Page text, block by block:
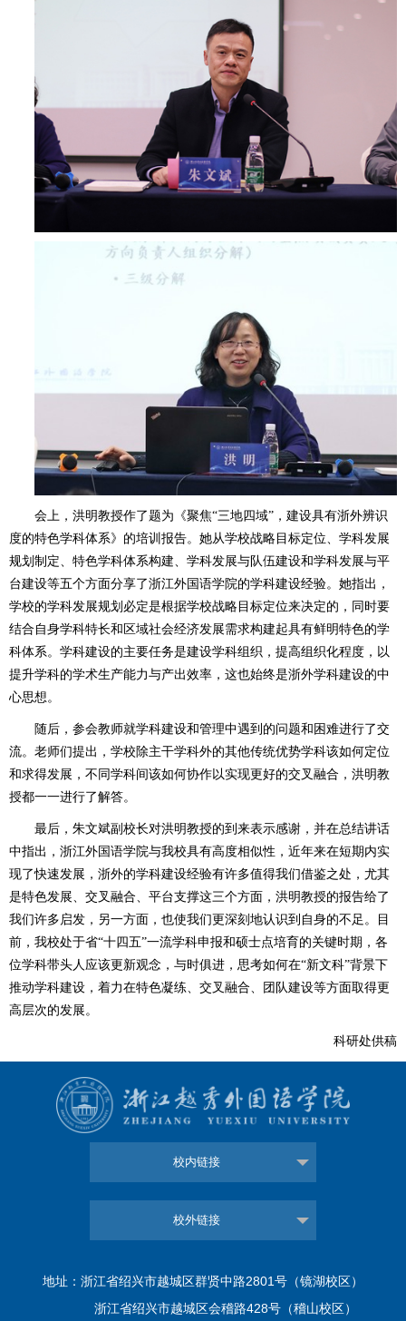
会上，洪明教授作了题为 《聚焦“三地四域”，建设具有浙外辨识
度的特色学科体系》的培训 报告。她从学校战略目标定位、学科发展
规划制定、特色学科体系构建、学科发展与队伍建设和学科发展与平
台建设等五个方面分享了浙江外国语学院的学科建设经验。她指出，
学校的学科发展规划必定是根据学校战略目标定位来决定的，同时要
结合自身学科特长和区域社会经济发展需求构建起具有鲜明特色的学
科体系。学科建设的主要任务是建设学科组织，提高组织化程度，以
提升学科的学术生产能力与产出效率，这也始终是浙外学科建设的中
心思想。
随后，参会教师就学科建设和管理中遇到的问题和困难进行了交
流。老师们提出， 学校除主干学科外的其他传统优势学科该如何定位
和求得发展，不同学科间该如何协作以实现更好的交叉融合，洪明教
授都一一进行了解答。
最后，朱文斌副校长对洪明教授的到来表示感谢，并在总结讲话
中指出，浙江外国语学院与我校具有高度相似性，近年来在短期内实
现了快速发展，浙外的学科建设经验有许多值得我们借鉴之处，尤其
是特色发展、交叉融合、平台支撑这三个方面，洪明教授的报告给了
我们许多启发，另一方面，也使我们更深刻地认识到自身的不足。目
前，我校处于省“十四五”一流学科申报和硕士点培育的关键时期，各
位学科带头人应该更新观念，与时俱进，思考如何在“新文科”背景下
推动学科建设，着力在特色凝练、交叉融合、团队建设等方面取得更
高层次的发展。
科研处供稿
校内链接
校外链接
地址：浙江省绍兴市越城区群贤中路2801号（镜湖校区）
浙江省绍兴市越城区会稽路428号（稽山校区）